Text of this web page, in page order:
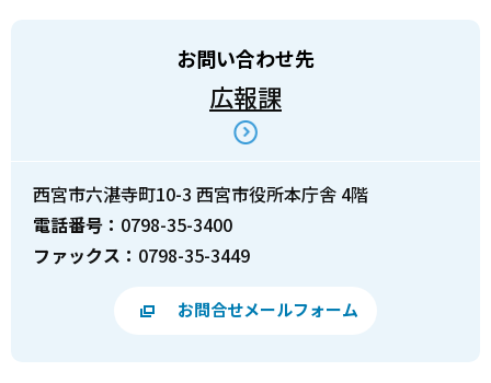
お問い合わせ先
広報課
西宮市六湛寺町10-3 西宮市役所本庁舎 4階
電話番号： 0798-35-3400
ファックス： 0798-35-3449
お問合せメールフォーム